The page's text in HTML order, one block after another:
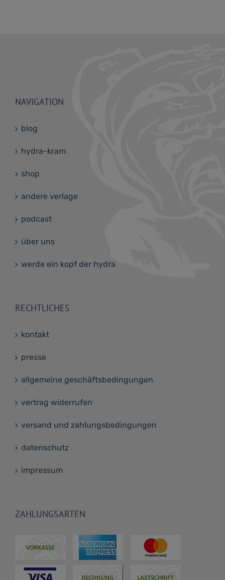
NAVIGATION
blog
hydra-kram
shop
andere verlage
podcast
über uns
werde ein kopf der hydra
RECHTLICHES
kontakt
presse
allgemeine geschäftsbedingungen
vertrag widerrufen
versand und zahlungsbedingungen
datenschutz
impressum
ZAHLUNGSARTEN